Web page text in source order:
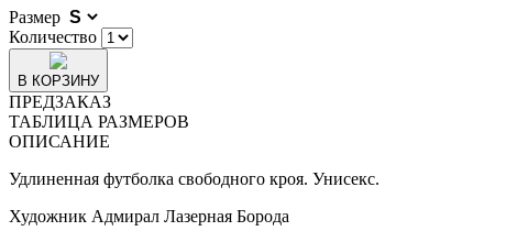
Размер
Количество
В КОРЗИНУ
ПРЕДЗАКАЗ
ТАБЛИЦА РАЗМЕРОВ
ОПИСАНИЕ
Удлиненная футболка свободного кроя. Унисекс.
Художник Адмирал Лазерная Борода